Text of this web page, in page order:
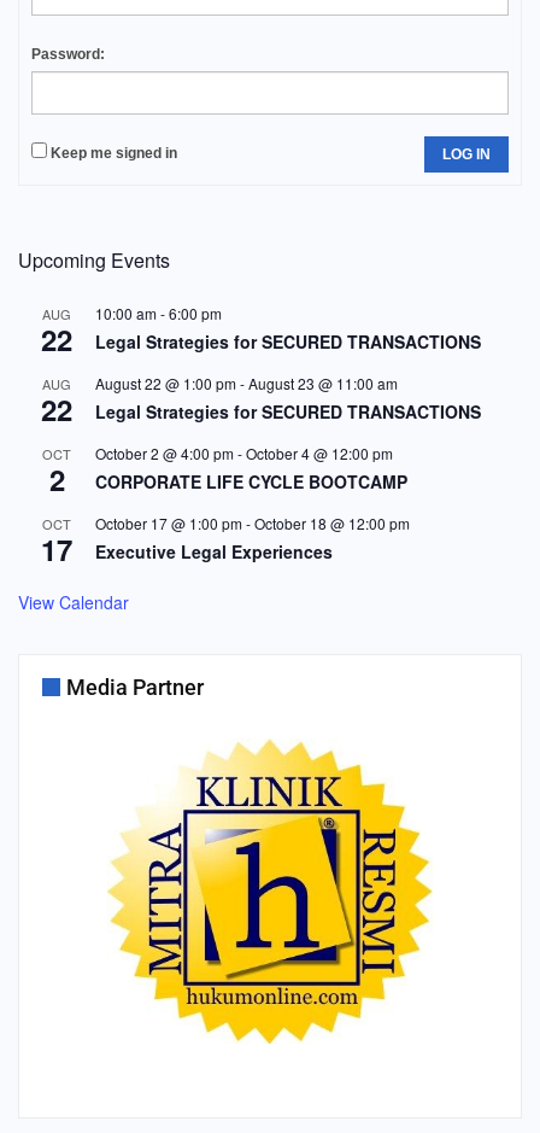
Password:
Keep me signed in LOG IN
Upcoming Events
AUG
22
10:00 am-6:00 pm
Legal Strategies for SECURED TRANSACTIONS
AUG
22
August 22 @ 1:00 pm-August 23 @ 11:00 am
Legal Strategies for SECURED TRANSACTIONS
OCT
2
October 2 @ 4:00 pm-October 4 @ 12:00 pm
CORPORATE LIFE CYCLE BOOTCAMP
OCT
17
October 17 @ 1:00 pm-October 18 @ 12:00 pm
Executive Legal Experiences
View Calendar
Media Partner